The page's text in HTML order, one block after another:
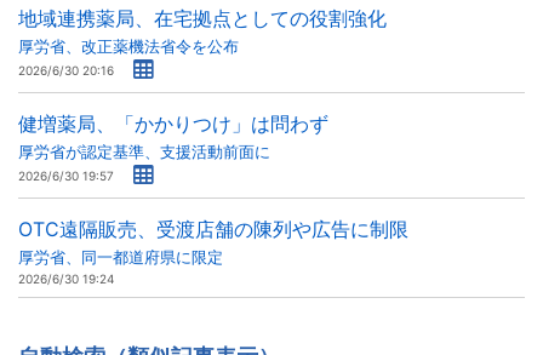
地域連携薬局、在宅拠点としての役割強化
厚労省、改正薬機法省令を公布
2026/6/30 20:16
健増薬局、「かかりつけ」は問わず
厚労省が認定基準、支援活動前面に
2026/6/30 19:57
OTC遠隔販売、受渡店舗の陳列や広告に制限
厚労省、同一都道府県に限定
2026/6/30 19:24